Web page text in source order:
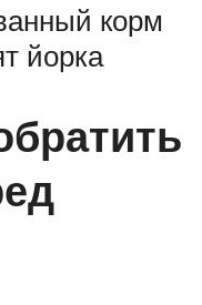
корм
йорка